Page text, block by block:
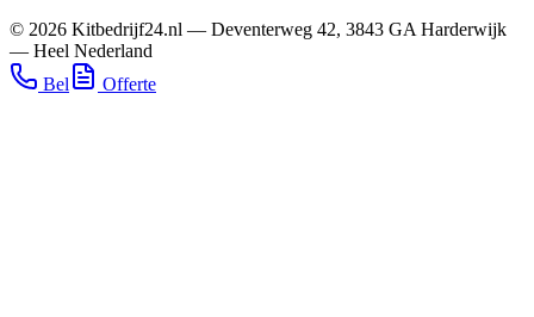
© 2026 Kitbedrijf24.nl — Deventerweg 42, 3843 GA Harderwijk
— Heel Nederland
Bel
Offerte